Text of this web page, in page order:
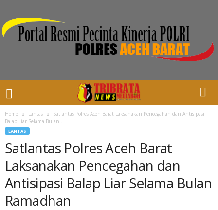
Home Lantas
Satlantas Polres Aceh Barat Laksanakan Pencegahan dan Antisipasi
Balap Liar Selama Bulan...
LANTAS
Satlantas Polres Aceh Barat
Laksanakan Pencegahan dan
Antisipasi Balap Liar Selama Bulan
Ramadhan